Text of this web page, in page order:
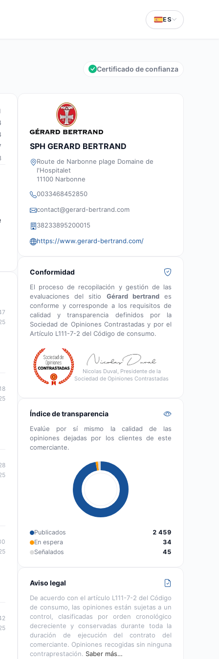
ES
Certificado de confianza
SPH GERARD BERTRAND
Route de Narbonne plage Domaine de
l'Hospitalet
11100 Narbonne
0033468452850
contact@gerard-bertrand.com
38233895200015
https://www.gerard-bertrand.com/
Conformidad
El proceso de recopilación y gestión de las
evaluaciones del sitio Gérard bertrandes
conforme y corresponde a los requisitos de
calidad y transparencia definidos por la
Sociedad de Opiniones Contrastadas y por el
Artículo L111-7-2 del Código de consumo.
Nicolas Duval, Presidente de la
Sociedad de Opiniones Contrastadas
Índice de transparencia
Evalúe por sí mismo la calidad de las
opiniones dejadas por los clientes de este
comerciante.
Publicados
2 459
En espera
34
Señalados
45
Aviso legal
De acuerdo con el artículo L111-7-2 del Código
de consumo, las opiniones están sujetas a un
control, clasificadas por orden cronológico
decreciente y conservadas durante toda la
duración de ejecución del contrato del
comerciante. Opiniones recogidas sin ninguna
contraprestación. Saber más…